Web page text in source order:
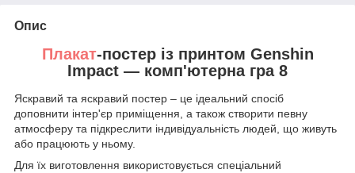
Опис
Плакат-постер із принтом Genshin
Impact — комп'ютерна гра 8
Яскравий та яскравий постер – це ідеальний спосіб
доповнити інтер'єр приміщення, а також створити певну
атмосферу та підкреслити індивідуальність людей, що живуть
або працюють у ньому.
Для їх виготовлення використовується спеціальний